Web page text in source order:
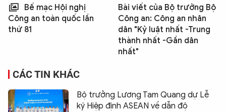
Bế mạc Hội nghị
Công an toàn quốc lần
thứ 81
Bài viết của Bộ trưởng Bộ
Công an: Công an nhân
dân "Kỷ luật nhất -Trung
thành nhất -Gần dân
nhất"
CÁC TIN KHÁC
Bộ trưởng Lương Tam Quang dự Lễ
ký Hiệp định ASEAN về dẫn độ